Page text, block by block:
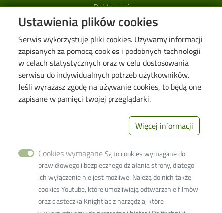
Ustawienia plików cookies
Serwis wykorzystuje pliki cookies. Używamy informacji
zapisanych za pomocą cookies i podobnych technologii
w celach statystycznych oraz w celu dostosowania
serwisu do indywidualnych potrzeb użytkowników.
Jeśli wyrażasz zgodę na używanie cookies, to będą one
zapisane w pamięci twojej przeglądarki.
Więcej informacji
Cookies wymagane Są to cookies wymagane do
prawidłowego i bezpiecznego działania strony, dlatego
ich wyłączenie nie jest możliwe. Należą do nich także
cookies Youtube, które umożliwiają odtwarzanie filmów
oraz ciasteczka Knightlab z narzędzia, które
Wydział Inżynierii
Procesowej i
Ochrony
Doktoranci
Pracownicy
Biznes
Linki
Web Dziekanat
Biblioteka PŁ
Galeria "Krótko i węzłowato"
Seminarium "Problemy Ochrony Środowiska"
Polityka prywatności